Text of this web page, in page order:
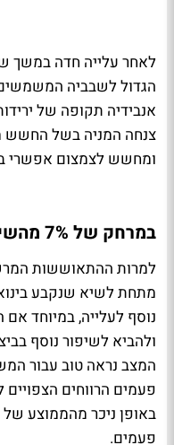
לאחר עלייה חדה במשך
הגדול לשבביה
צנחה המניה בשל החשש
ומחשש לצמצום אפשרי
במרחק של 7% מהשיא
מתחת לשיא שנקבע
נוסף לעלייה, במיוחד
ולהביא לשיפור נוסף
פעמים.